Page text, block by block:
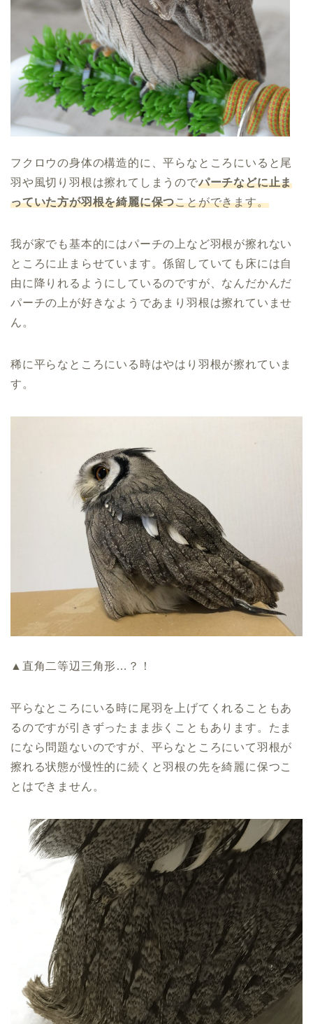
フクロウの身体の構造的に、平らなところにいると尾
羽や風切り羽根は擦れてしまうのでパーチなどに止ま
っていた方が羽根を綺麗に保つことができます。
我が家でも基本的にはパーチの上など羽根が擦れない
ところに止まらせています。係留していても床には自
由に降りれるようにしているのですが、なんだかんだ
パーチの上が好きなようであまり羽根は擦れていませ
ん。
稀に平らなところにいる時はやはり羽根が擦れていま
す。
▲直角二等辺三角形…？！
平らなところにいる時に尾羽を上げてくれることもあ
るのですが引きずったまま歩くこともあります。たま
になら問題ないのですが、平らなところにいて羽根が
擦れる状態が慢性的に続くと羽根の先を綺麗に保つこ
とはできません。